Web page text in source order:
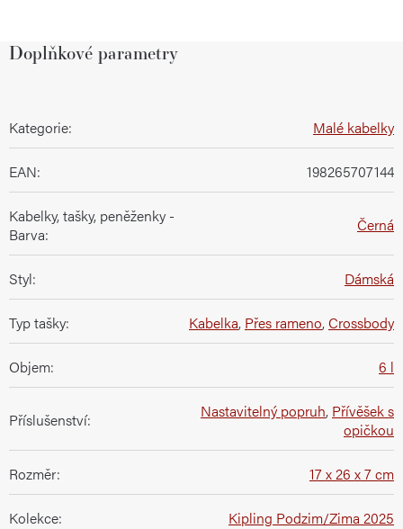
Doplňkové parametry
Kategorie: Malé kabelky
EAN: 198265707144
Kabelky, tašky, peněženky -
Barva: Černá
Styl: Dámská
Typ tašky: Kabelka, Přes rameno,Crossbody
Objem: 6 l
Příslušenství: Nastavitelný popruh, Přívěšek s
opičkou
Rozměr: 17 x 26 x 7 cm
Kolekce: Kipling Podzim/Zima 2025